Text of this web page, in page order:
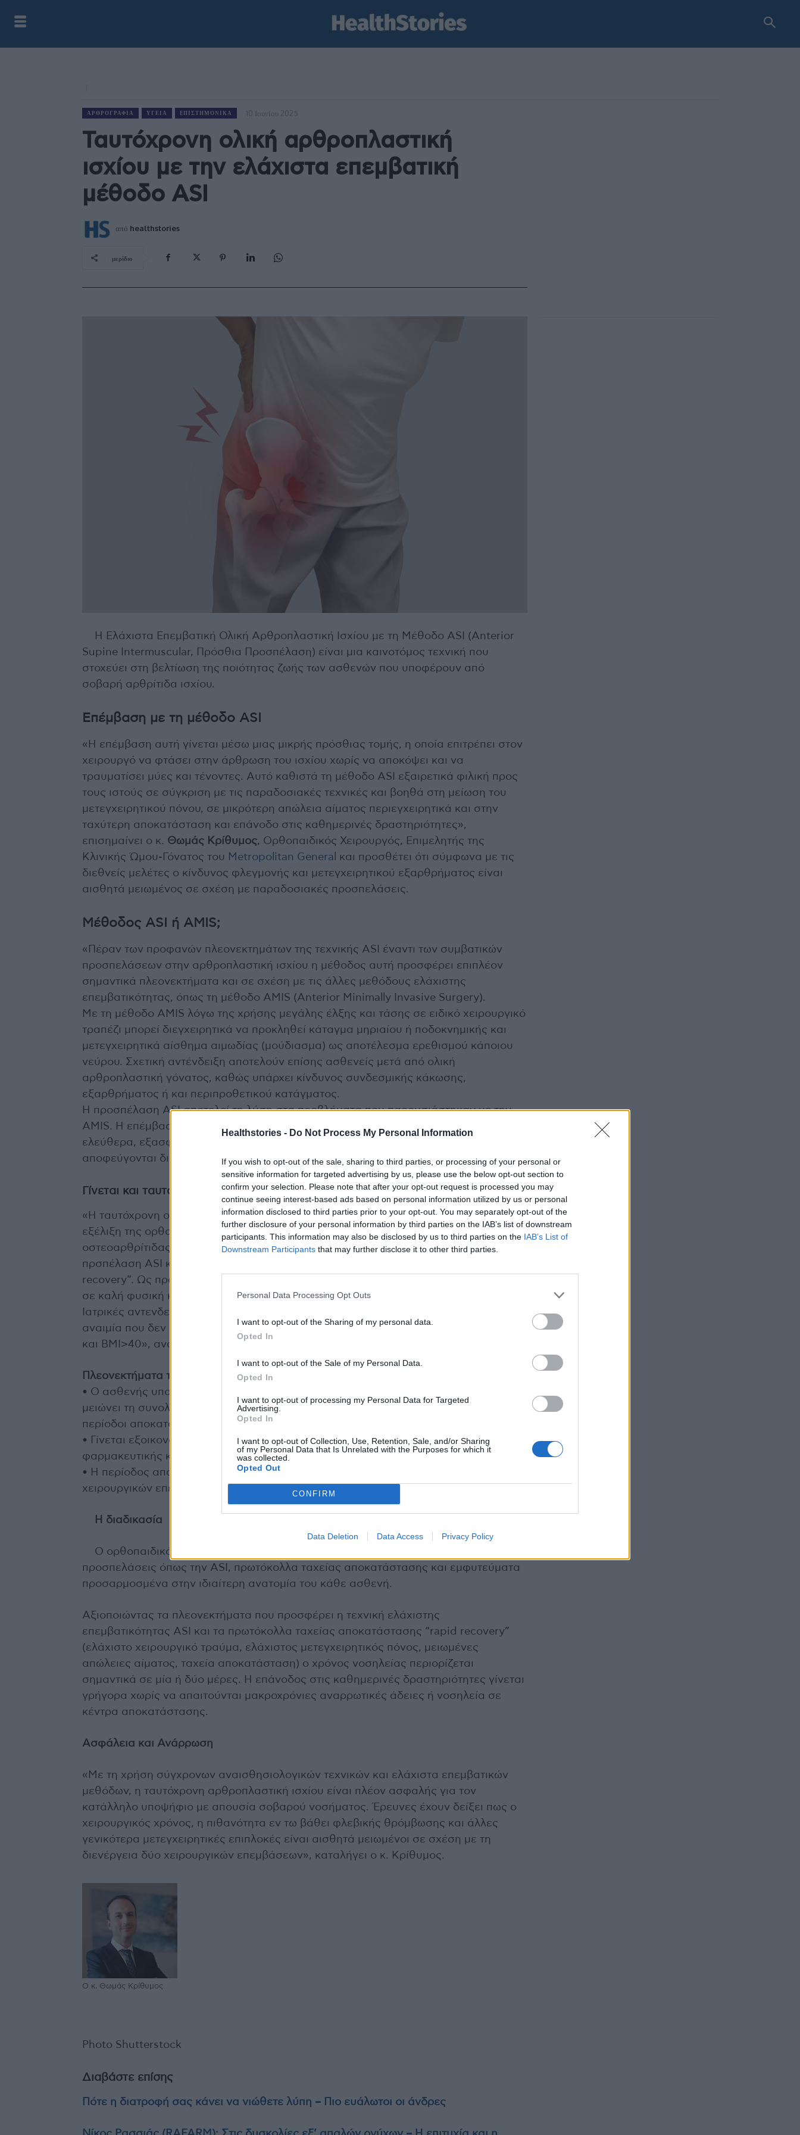
Healthstories - Do Not Process My Personal Information
If you wish to opt-out of the sale, sharing to third parties, or processing of your personal or
sensitive information for targeted advertising by us, please use the below opt-out section to
confirm your selection. Please note that after your opt-out request is processed you may
continue seeing interest-based ads based on personal information utilized by us or personal
information disclosed to third parties prior to your opt-out. You may separately opt-out of the
further disclosure of your personal information by third parties on the IAB’s list of downstream
participants. This information may also be disclosed by us to third parties on the IAB’s List of
Downstream Participants that may further disclose it to other third parties.
Personal Data Processing Opt Outs
I want to opt-out of the Sharing of my personal data.
Opted In
I want to opt-out of the Sale of my Personal Data.
Opted In
I want to opt-out of processing my Personal Data for Targeted
Advertising.
Opted In
I want to opt-out of Collection, Use, Retention, Sale, and/or Sharing
of my Personal Data that Is Unrelated with the Purposes for which it
was collected.
Opted Out
CONFIRM
Data Deletion Data Access Privacy Policy
ΑΡΘΡΟΓΡΑΦΊΑ ΥΓΕΊΑ EΠΙΣΤΗΜΟΝΙΚΆ 10 Ιουνίου 2025
Ταυτόχρονη ολική αρθροπλαστική
ισχίου με την ελάχιστα επεμβατική
μέθοδο ASI
από healthstories
μερίδιο
Η Ελάχιστα Επεμβατική Ολική Αρθροπλαστική Ισχίου με τη Μέθοδο ASI (Anterior
Supine Intermuscular, Πρόσθια Προσπέλαση) είναι μια καινοτόμος τεχνική που
στοχεύει στη βελτίωση της ποιότητας ζωής των ασθενών που υποφέρουν από
σοβαρή αρθρίτιδα ισχίου.
Επέμβαση με τη μέθοδο ASI
«Η επέμβαση αυτή γίνεται μέσω μιας μικρής πρόσθιας τομής, η οποία επιτρέπει στον
χειρουργό να φτάσει στην άρθρωση του ισχίου χωρίς να αποκόψει και να
τραυματίσει μύες και τένοντες. Αυτό καθιστά τη μέθοδο ASI εξαιρετικά φιλική προς
τους ιστούς σε σύγκριση με τις παραδοσιακές τεχνικές και βοηθά στη μείωση του
μετεγχειρητικού πόνου, σε μικρότερη απώλεια αίματος περιεγχειρητικά και στην
ταχύτερη αποκατάσταση και επάνοδο στις καθημερινές δραστηριότητες»,
επισημαίνει ο κ. Θωμάς Κρίθυμος, Ορθοπαιδικός Χειρουργός, Επιμελητής της
Κλινικής Ώμου-Γόνατος του Metropolitan General
και προσθέτει ότι σύμφωνα με τις
διεθνείς μελέτες ο κίνδυνος φλεγμονής και μετεγχειρητικού εξαρθρήματος είναι
αισθητά μειωμένος σε σχέση με παραδοσιακές προσπελάσεις.
Μέθοδος ASI ή AMIS;
«Πέραν των προφανών πλεονεκτημάτων της τεχνικής ASI έναντι των συμβατικών
προσπελάσεων στην αρθροπλαστική ισχίου η μέθοδος αυτή προσφέρει επιπλέον
σημαντικά πλεονεκτήματα και σε σχέση με τις άλλες μεθόδους ελάχιστης
επεμβατικότητας, όπως τη μέθοδο AMIS (Anterior Minimally Invasive Surgery).
Με τη μέθοδο AMIS λόγω της χρήσης μεγάλης έλξης και τάσης σε ειδικό χειρουργικό
τραπέζι μπορεί διεγχειρητικά να προκληθεί κάταγμα μηριαίου ή ποδοκνημικής και
μετεγχειρητικά αίσθημα αιμωδίας (μούδιασμα) ως αποτέλεσμα ερεθισμού κάποιου
νεύρου. Σχετική αντένδειξη αποτελούν επίσης ασθενείς μετά από ολική
αρθροπλαστική γόνατος, καθώς υπάρχει κίνδυνος συνδεσμικής κάκωσης,
εξαρθρήματος ή και περιπροθετικού κατάγματος.
Η προσπέλαση ASI αποτελεί τη λύση στα προβλήματα που παρουσιάστηκαν με την
AMIS. Η επέμβαση γίνεται σε ύπτια θέση και καθώς τα πόδια του ασθενούς είναι
ελεύθερα, εξασφαλίζεται ο διεγχειρητικός έλεγχος του ισoσκελισμού, ενώ
αποφεύγονται διεγεχειρητικά κατάγματα», εξηγεί.
Γίνεται και ταυτόχρονη Ολική Αρθροπλαστική Ισχίου;
«Η ταυτόχρονη ολική αρθροπλαστική και των δυο ισχίων αποτελεί την τελευταία
εξέλιξη της ορθοπαιδικής στο ολοένα και πιο συχνό πρόβλημα της εκφυλιστικής
οστεοαρθρίτιδας. Αυτό επιτυγχάνεται με την ελάχιστης παρεμβατικότητας πρόσθια
πρσπέλαση ASI και το πρωτόκολλο βραχείας νοσηλείας και αποκατάστασης “rapid
recovery”. Ως προς τις ενδείξεις ιδανικοί υποψήφιοι είναι ασθενείς κάτω των 75 ετών,
σε καλή φυσική κατάσταση και χωρίς καρδιαγγειακές ή πνευμονικές παθήσεις.
Ιατρικές αντενδείξεις αποτελούν σοβαρή καρδιακή ανεπάρκεια, διαταραχές πήξης,
αναιμία που δεν διορθώνεται προεγχειρητικά, χρόνια νεφρική ή ηπατική ανεπάρκεια
και BMI>40», αναφέρει.
Πλεονεκτήματα της ταυτόχρονης ολικής αρθροπλαστικής ισχίου
• Ο ασθενής υποβάλλεται σε ένα μόνο χειρουργείο, μια νάρκωση και, επομένως
μειώνει τη συνολική διάρκεια ανάρρωσης, καθώς δεν απαιτούνται δύο ξεχωριστές
περίοδοι αποκατάστασης.
• Γίνεται εξοικονόμηση χρόνου και κόστους, τόσο από πλευράς νοσηλείας όσο και
φαρμακευτικής κάλυψης.
• Η περίοδος αποκατάστασης μειώνεται αισθητά και επίσης το άγχος δυο
χειρουργικών επεμβάσεων.
Η διαδικασία
Ο ορθοπαιδικός χειρουργός χρησιμοποιεί προηγμένη τεχνολογία, ατραυματικές
προσπελάσεις όπως την ASI, πρωτόκολλα ταχείας αποκατάστασης και εμφυτεύματα
προσαρμοσμένα στην ιδιαίτερη ανατομία του κάθε ασθενή.
Αξιοποιώντας τα πλεονεκτήματα που προσφέρει η τεχνική ελάχιστης
επεμβατικότητας ASI και τα πρωτόκολλα ταχείας αποκατάστασης “rapid recovery”
(ελάχιστο χειρουργικό τραύμα, ελάχιστος μετεγχειρητικός πόνος, μειωμένες
απώλειες αίματος, ταχεία αποκατάσταση) ο χρόνος νοσηλείας περιορίζεται
σημαντικά σε μία ή δύο μέρες. Η επάνοδος στις καθημερινές δραστηριότητες γίνεται
γρήγορα χωρίς να απαιτούνται μακροχρόνιες αναρρωτικές άδειες ή νοσηλεία σε
κέντρα αποκατάστασης.
Ασφάλεια και Ανάρρωση
«Με τη χρήση σύγχρονων αναισθησιολογικών τεχνικών και ελάχιστα επεμβατικών
μεθόδων, η ταυτόχρονη αρθροπλαστική ισχίου είναι πλέον ασφαλής για τον
κατάλληλο υποψήφιο με απουσία σοβαρού νοσήματος. Έρευνες έχουν δείξει πως ο
χειρουργικός χρόνος, η πιθανότητα εν τω βάθει φλεβικής θρόμβωσης και άλλες
γενικότερα μετεγχειρητικές επιπλοκές είναι αισθητά μειωμένοι σε σχέση με τη
διενέργεια δύο χειρουργικών επεμβάσεων», καταλήγει ο κ. Κρίθυμος.
Ο κ. Θωμάς Κρίθυμος
Photo Shutterstock
Διαβάστε επίσης
Πότε η διατροφή σας κάνει να νιώθετε λύπη – Πιο ευάλωτοι οι άνδρες